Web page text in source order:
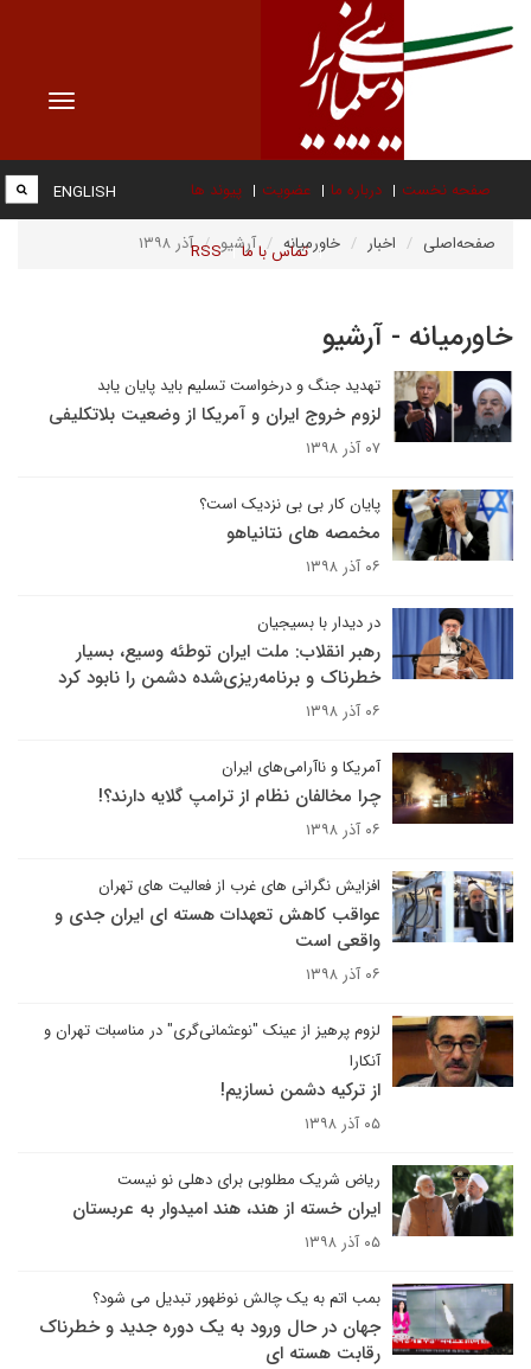
Toggle
صفحه نخست درباره ما عضویت پیوند ها
تماس با ما RSS
ENGLISH
صفحه‌اصلی اخبار خاورمیانه آرشیو آذر ۱۳۹۸
خاورمیانه - آرشیو
تهدید جنگ و درخواست تسلیم باید پایان یابد
لزوم خروج ایران و آمریکا از وضعیت بلاتکلیفی
۰۷ آذر ۱۳۹۸
پایان کار بی بی نزدیک است؟
مخمصه های نتانیاهو
۰۶ آذر ۱۳۹۸
در دیدار با بسیجیان
رهبر انقلاب: ملت ایران توطئه‌ وسیع، بسیار
خطرناک و برنامه‌ریزی‌شده‌ دشمن را نابود کرد
۰۶ آذر ۱۳۹۸
آمریکا و ناآرامی‌های ایران
چرا مخالفان نظام از ترامپ گلایه دارند؟!
۰۶ آذر ۱۳۹۸
افزایش نگرانی های غرب از فعالیت های تهران
عواقب کاهش تعهدات هسته ای ایران جدی و
واقعی است
۰۶ آذر ۱۳۹۸
لزوم پرهیز از عینک "نوعثمانی‌گری" در مناسبات تهران و
آنکارا
از ترکیه دشمن نسازیم!
۰۵ آذر ۱۳۹۸
ریاض شریک مطلوبی برای دهلی نو نیست
ایران خسته از هند، هند امیدوار به عربستان
۰۵ آذر ۱۳۹۸
بمب اتم به یک چالش نوظهور تبدیل می شود؟
جهان در حال ورود به یک دوره جدید و خطرناک
رقابت هسته ای